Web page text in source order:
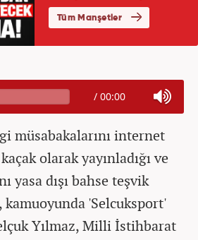
/ 00:00
müsabakalarını internet
olarak yayınladığı ve
yasa dışı bahse teşvik
'Selcuksport'
Yılmaz, Milli İstihbarat